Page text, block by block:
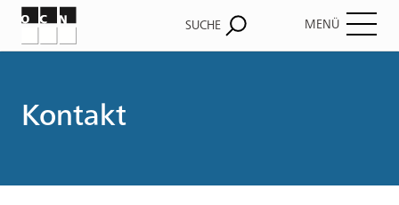
Kontakt
SUCHE MENÜ